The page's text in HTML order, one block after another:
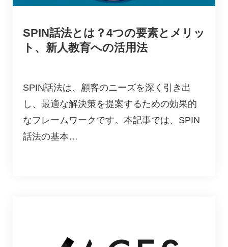
SPIN話法とは？4つの要素とメリッ
ト、新人教育への活用法
SPIN話法は、顧客のニーズを深く引き出
し、最適な解決策を提案するための効果的
なフレームワークです。本記事では、SPIN
話法の基本…